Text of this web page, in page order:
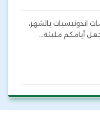
اندونيسيات بالشهر،
أيامكم مليئة…